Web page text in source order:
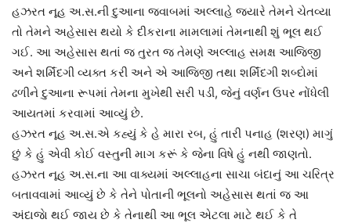
હઝરત નૂહ અ.સ.ની દુઆના જવાબમાં અલ્લાહે જ્યારે તેમને ચેતવ્યા
તો તેમને અહેસાસ થયો કે દીકરાના મામલામાં તેમનાથી શું ભૂલ થઈ
ગઈ. આ અહેસાસ થતાં જ તુરત જ તેમણે અલ્લાહ સમક્ષ આજિજી
અને શર્મિંદગી વ્યક્ત કરી અને એ આજિજી તથા શર્મિંદગી શબ્દોમાં
ઢળીને દુઆના રૂપમાં તેમના મુખેથી સરી પડી, જેનું વર્ણન ઉપર નોંધેલી
આયતમાં કરવામાં આવ્યું છે.
હઝરત નૂહ અ.સ.એ કહ્યું કે હે મારા રબ, હું તારી પનાહ (શરણ) માગું
છું કે હું એવી કોઈ વસ્તુની માગ કરૂં કે જેના વિષે હું નથી જાણતો.
હઝરત નૂહ અ.સ.ના આ વાક્યમાં અલ્લાહના સાચા બંદાનું આ ચરિત્ર
બતાવવામાં આવ્યું છે કે તેને પોતાની ભૂલનો અહેસાસ થતાં જ આ
અંદાજાે થઈ જાય છે કે તેનાથી આ ભૂલ એટલા માટે થઈ કે તે